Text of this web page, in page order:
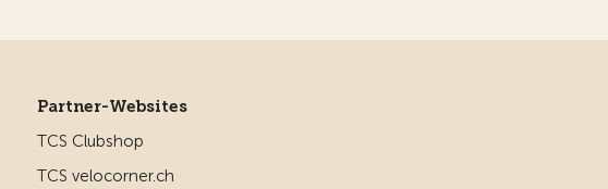
Partner-Websites
TCS Clubshop
TCS velocorner.ch